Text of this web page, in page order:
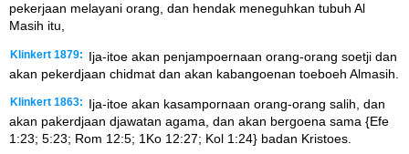
pekerjaan melayani orang, dan hendak meneguhkan tubuh Al
Masih itu,
Klinkert 1879:
Ija-itoe akan penjampoernaan orang-orang soetji dan
akan pekerdjaan chidmat dan akan kabangoenan toeboeh Almasih.
Klinkert 1863:
Ija-itoe akan kasampornaan orang-orang salih, dan
akan pakerdjaan djawatan agama, dan akan bergoena sama {Efe
1:23; 5:23; Rom 12:5; 1Ko 12:27; Kol 1:24} badan Kristoes.